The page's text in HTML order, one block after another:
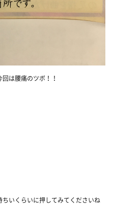
は腰痛のツボ！！
いくらいに押してみてくださいね